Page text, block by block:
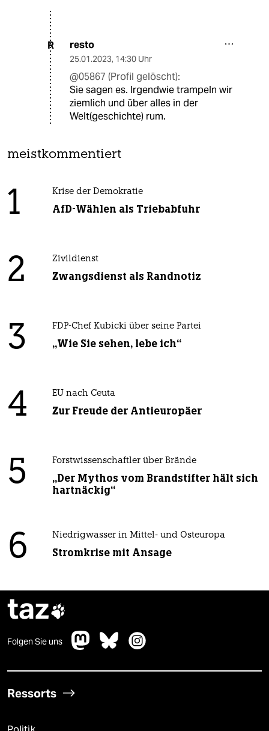
R resto
25.01.2023, 14:30 Uhr
@05867 (Profil gelöscht):
Sie sagen es. Irgendwie trampeln wir
ziemlich und über alles in der
Welt(geschichte) rum.
meistkommentiert
1 Krise der Demokratie
AfD-Wählen als Triebabfuhr
2 Zivildienst
Zwangsdienst als Randnotiz
3 FDP-Chef Kubicki über seine Partei
„Wie Sie sehen, lebe ich“
4 EU nach Ceuta
Zur Freude der Antieuropäer
5 Forstwissenschaftler über Brände
„Der Mythos vom Brandstifter hält sich
hartnäckig“
6 Niedrigwasser in Mittel- und Osteuropa
Stromkrise mit Ansage
taz
Folgen Sie uns
Ressorts